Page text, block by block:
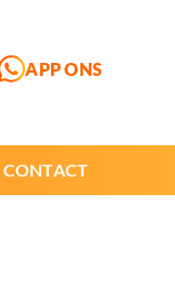
APP ONS
CONTACT